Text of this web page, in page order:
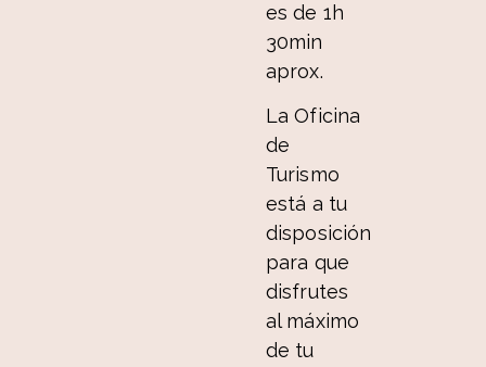
es de 1h
30min
aprox.
La Oficina
de
Turismo
está a tu
disposición
para que
disfrutes
al máximo
de tu